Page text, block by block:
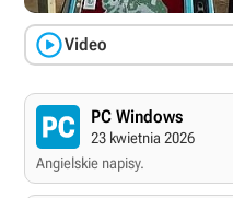
Video
PC Windows
23 kwietnia 2026
Angielskie napisy.